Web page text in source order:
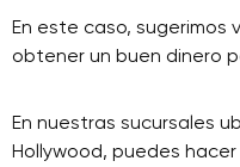
En este caso, sugerimos
obtener un buen dinero
En nuestras sucursales
Hollywood, puedes